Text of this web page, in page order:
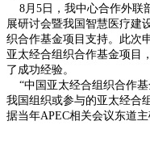
8月5日，我中心合作外联
展研讨会暨我国智慧医疗建
织合作基金项目支持。此次
亚太经合组织合作基金项目
了成功经验。
“中国亚太经合组织合作基
我国组织或参与的亚太经合
据当年APEC相关会议东道